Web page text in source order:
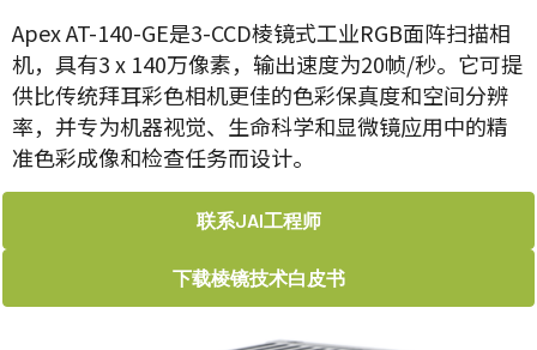
Apex AT-140-GE是3-CCD棱镜式工业RGB面阵扫描相
机，具有3 x 140万像素，输出速度为20帧/秒。它可提
供比传统拜耳彩色相机更佳的色彩保真度和空间分辨
率，并专为机器视觉、生命科学和显微镜应用中的精
准色彩成像和检查任务而设计。
联系JAI工程师
下载棱镜技术白皮书